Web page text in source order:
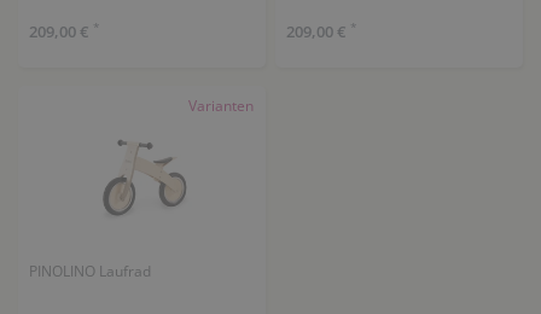
209,00 € * 209,00 € *
Varianten
PINOLINO Laufrad